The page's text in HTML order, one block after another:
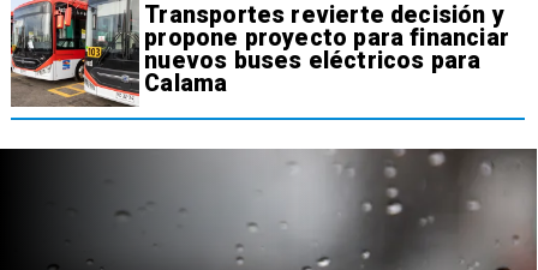
Transportes revierte decisión y
propone proyecto para financiar
nuevos buses eléctricos para
Calama